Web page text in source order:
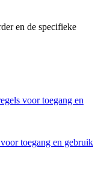
en de specifieke
voor toegang en
toegang en gebruik